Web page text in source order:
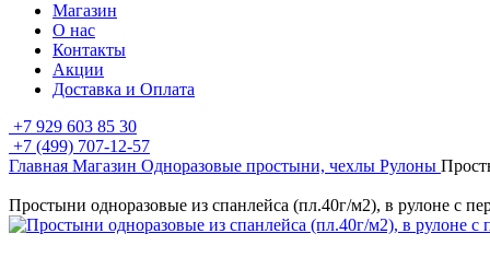
Магазин
О нас
Контакты
Акции
Доставка и Оплата
+7 929 603 85 30
+7 (499) 707-12-57
Главная Магазин Одноразовые простыни, чехлы Рулоны
Простыни одноразовые из спанлейса (пл.40г/м2), в рулоне с